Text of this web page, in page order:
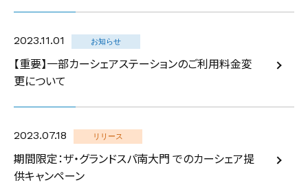
2023.11.01 お知らせ
【重要】一部カーシェアステーションのご利用料金変
更について
2023.07.18 リリース
期間限定：ザ・グランドスパ南大門 でのカーシェア提
供キャンペーン